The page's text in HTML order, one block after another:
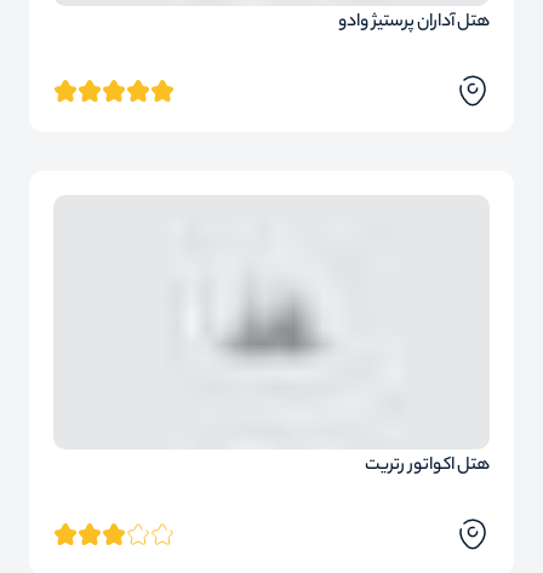
هتل آداران پرستیژ وادو
هتل اکواتور رتریت